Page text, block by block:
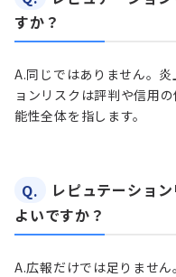
すか？
A.同じではありません。
ョンリスクは評判や信用
能性全体を指します。
Q.
レピュテーショ
よいですか？
A.広報だけでは足りません